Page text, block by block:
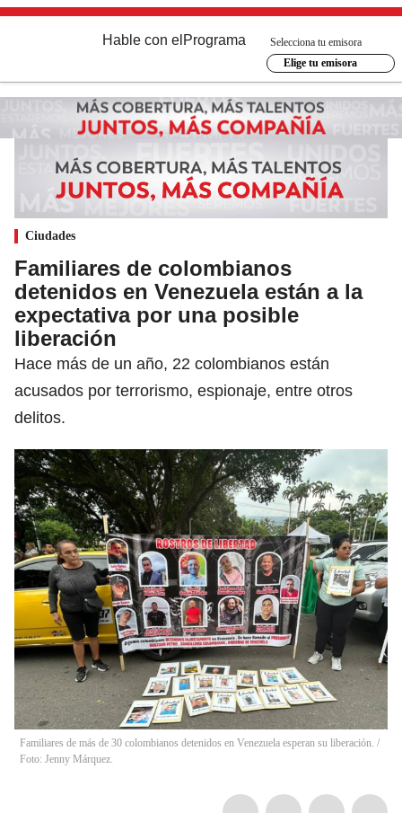
Hable con el Programa
Selecciona tu emisora
Elige tu emisora
Ciudades
Familiares de colombianos
detenidos en Venezuela están a la
expectativa por una posible
liberación
Hace más de un año, 22 colombianos están
acusados por terrorismo, espionaje, entre otros
delitos.
Familiares de más de 30 colombianos detenidos en Venezuela esperan su liberación. /
Foto: Jenny Márquez.